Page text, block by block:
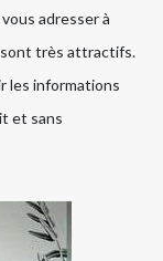
adresser à
sont très attractifs.
les informations
et sans